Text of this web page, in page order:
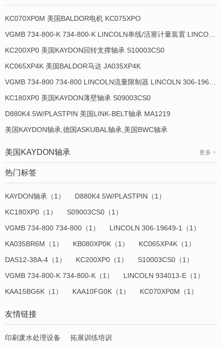
KC070XP0M 美国BALDOR电机 KC075XPO
KC200XP0 美国KAYDON回转支撑轴承 S10003CS0
KC065XP4K 美国BALDOR马达 JA035XP4K
KC180XP0 美国KAYDON薄壁轴承 S09003CS0
D880K4.5W/PLASTPIN 美国LINK-BELT轴承 MA1219
美国KAYDON轴承,德国ASKUBAL轴承,美国BWC轴承
美国KAYDON轴承 更多
热门标签
KAYDON轴承（1）
D880K4.5W/PLASTPIN（1）
KC180XP0（1）
S09003CS0（1）
VGMB 734-800 734-800（1）
LINCOLN 306-19649-1（1）
KA035BR6M（1）
KB080XP0K（1）
KC065XP4K（1）
DAS12-38A-4（1）
KC200XP0（1）
S10003CS0（1）
VGMB 734-800-K 734-800-K（1）
LINCOLN 934013-E（1）
KAA15BG6K（1）
KAA10FG0K（1） KC070XP0M（1）
友情链接
印刷废水处理设备 拓展训练培训